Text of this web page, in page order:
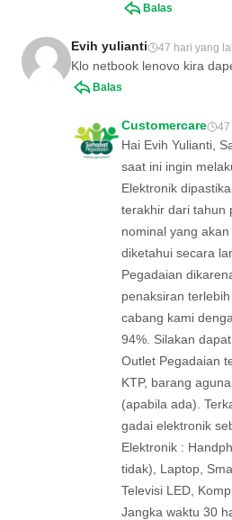
Balas
Evih yulianti 47 hari yang
Klo netbook lenovo kira
Balas
Customercare 47
Hai Evih Yulianti,
saat ini ingin
Elektronik
terakhir dari tahun
nominal yang
diketahui secara
Pegadaian
penaksiran
cabang kami
94%. Silakan
Outlet Pegadaian
KTP, barang
(apabila ada).
gadai elektronik
Elektronik :
tidak), Laptop,
Televisi LED,
Jangka waktu 30